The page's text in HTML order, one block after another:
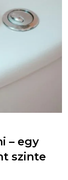
– egy
szinte